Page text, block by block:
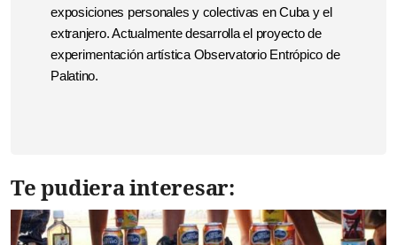
exposiciones personales y colectivas en Cuba y el
extranjero. Actualmente desarrolla el proyecto de
experimentación artística Observatorio Entrópico de
Palatino.
Te pudiera interesar: